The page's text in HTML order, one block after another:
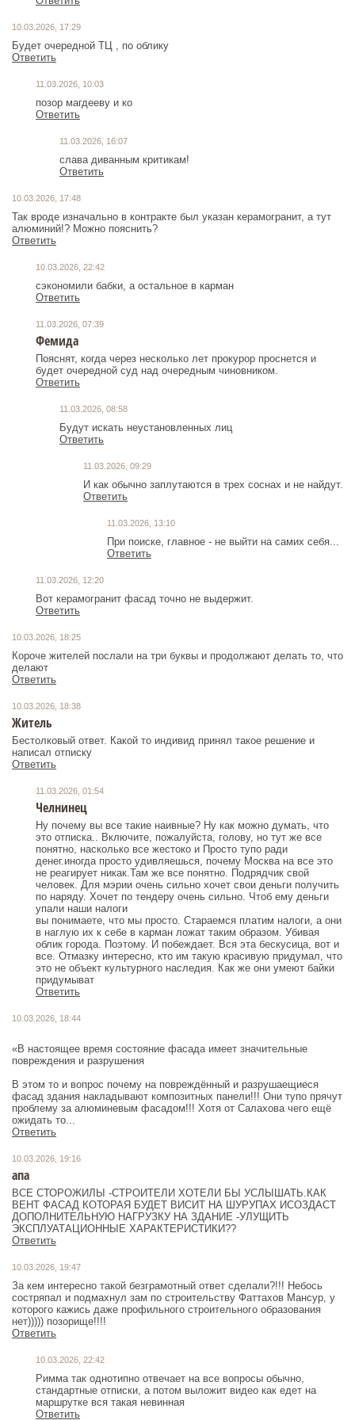
10.03.2026, 17:29
Ответить
11.03.2026, 10:03
позор магдееву и ко
Ответить
11.03.2026, 16:07
Ответить
10.03.2026, 17:48
Так вроде изначально в контракте был указан керамогранит, а тут
алюминий!? Можно пояснить?
Ответить
10.03.2026, 22:42
сэкономили бабки, а остальное в карман
Ответить
11.03.2026, 07:39
Фемида
Пояснят, когда через несколько лет прокурор проснется и
будет очередной суд над очередным чиновником.
Ответить
11.03.2026, 08:58
Будут искать неустановленных лиц
Ответить
11.03.2026, 09:29
И как обычно заплутаются в трех соснах и не найдут.
Ответить
11.03.2026, 13:10
При поиске, главное - не выйти на самих себя...
Ответить
11.03.2026, 12:20
Вот керамогранит фасад точно не выдержит.
Ответить
10.03.2026, 18:25
Короче жителей послали на три буквы и продолжают делать то, что
делают
Ответить
10.03.2026, 18:38
Житель
Бестолковый ответ. Какой то индивид принял такое решение и
написал отписку
Ответить
11.03.2026, 01:54
Челнинец
Ну почему вы все такие наивные? Ну как можно думать, что
это отписка.. Включите, пожалуйста, голову, но тут же все
понятно, насколько все жестоко и Просто тупо ради
денег.иногда просто удивляешься, почему Москва на все это
не реагирует никак.Там же все понятно. Подрядчик свой
человек. Для мэрии очень сильно хочет свои деньги получить
по наряду. Хочет по тендеру очень сильно. Чтоб ему деньги
упали наши налоги
вы понимаете, что мы просто. Стараемся платим налоги, а они
в наглую их к себе в карман ложат таким образом. Убивая
облик города. Поэтому. И побеждает. Вся эта бескусица, вот и
все. Отмазку интересно, кто им такую красивую придумал, что
это не объект культурного наследия. Как же они умеют байки
придумыват
Ответить
10.03.2026, 18:44
«В настоящее время состояние фасада имеет значительные
повреждения и разрушения
В этом то и вопрос почему на повреждённый и разрушаещиеся
фасад здания накладывают композитных панели!!! Они тупо прячут
проблему за алюминевым фасадом!!! Хотя от Салахова чего ещё
ожидать то...
Ответить
10.03.2026, 19:16
апа
ВСЕ СТОРОЖИЛЫ -СТРОИТЕЛИ ХОТЕЛИ БЫ УСЛЫШАТЬ.КАК
ВЕНТ ФАСАД КОТОРАЯ БУДЕТ ВИСИТ НА ШУРУПАХ ИСОЗДАСТ
ДОПОЛНИТЕЛЬНУЮ НАГРУЗКУ НА ЗДАНИЕ -УЛУЩИТЬ
ЭКСПЛУАТАЦИОННЫЕ ХАРАКТЕРИСТИКИ??
Ответить
10.03.2026, 19:47
За кем интересно такой безграмотный ответ сделали?!!! Небось
состряпал и подмахнул зам по строительству Фаттахов Мансур, у
которого кажись даже профильного строительного образования
Ответить
10.03.2026, 22:42
Римма так однотипно отвечает на все вопросы обычно,
стандартные отписки, а потом выложит видео как едет на
маршрутке вся такая невинная
Ответить